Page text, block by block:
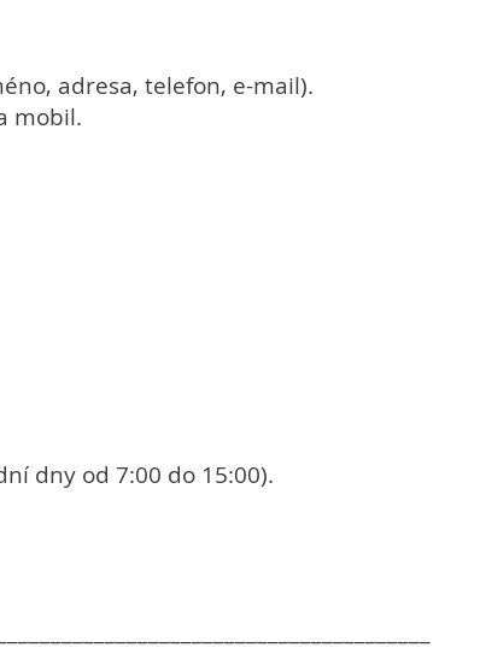
adresa, telefon, e-mail).
mobil.
dny od 7:00 do 15:00).